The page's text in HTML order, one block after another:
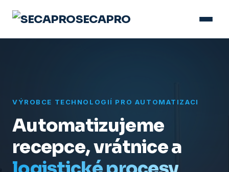
SECAPRO
VÝROBCE TECHNOLOGIÍ PRO AUTOMATIZACI
Automatizujeme
recepce, vrátnice a